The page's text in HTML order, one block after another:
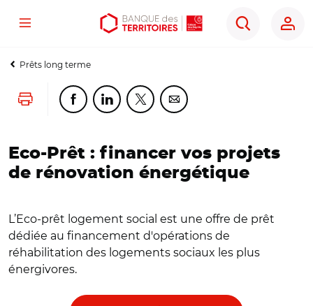
Aller
contenu
Aller
menu
Ouvrir
outils
Menu
Rechercher
Prêts long terme
Lancer l'impressionPartager cette page sur Facebook
Partager cette page sur Linkedin
Partager cette page sur Twitter
Partager cette page sur
Eco-Prêt : financer vos projets
de rénovation énergétique
L’Eco-prêt logement social est une offre de prêt
dédiée au financement d'opérations de
réhabilitation des logements sociaux les plus
énergivores.